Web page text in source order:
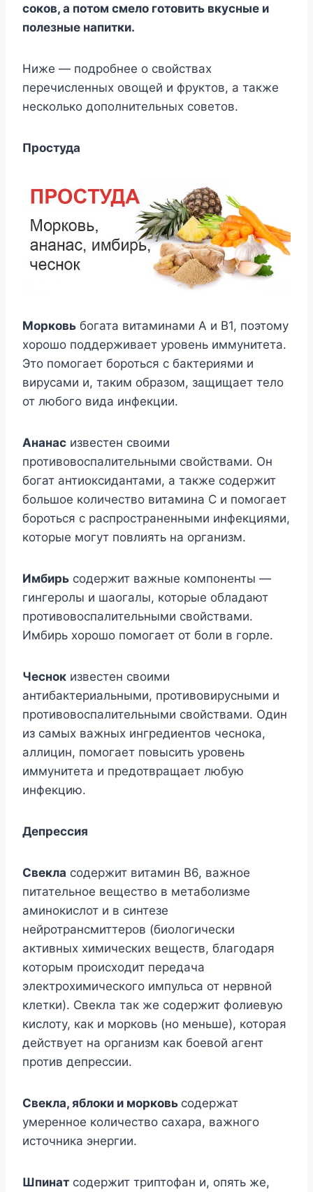
соков, а потом смело готовить вкусные и
полезные напитки.
Ниже — подробнее о свойствах
перечисленных овощей и фруктов, а также
несколько дополнительных советов.
Простуда
Морковь богата витаминами А и В1, поэтому
хорошо поддерживает уровень иммунитета.
Это помогает бороться с бактериями и
вирусами и, таким образом, защищает тело
от любого вида инфекции.
Ананас известен своими
противовоспалительными свойствами. Он
богат антиоксидантами, а также содержит
большое количество витамина С и помогает
бороться с распространенными инфекциями,
которые могут повлиять на организм.
Имбирь содержит важные компоненты —
гингеролы и шаогалы, которые обладают
противовоспалительными свойствами.
Имбирь хорошо помогает от боли в горле.
Чеснок известен своими
антибактериальными, противовирусными и
противовоспалительными свойствами. Один
из самых важных ингредиентов чеснока,
аллицин, помогает повысить уровень
иммунитета и предотвращает любую
инфекцию.
Депрессия
Свекла содержит витамин B6, важное
питательное вещество в метаболизме
аминокислот и в синтезе
нейротрансмиттеров (биологически
активных химических веществ, благодаря
которым происходит передача
электрохимического импульса от нервной
клетки). Свекла так же содержит фолиевую
кислоту, как и морковь (но меньше), которая
действует на организм как боевой агент
против депрессии.
Свекла, яблоки и морковь содержат
умеренное количество сахара, важного
источника энергии.
Шпинат содержит триптофан и, опять же,